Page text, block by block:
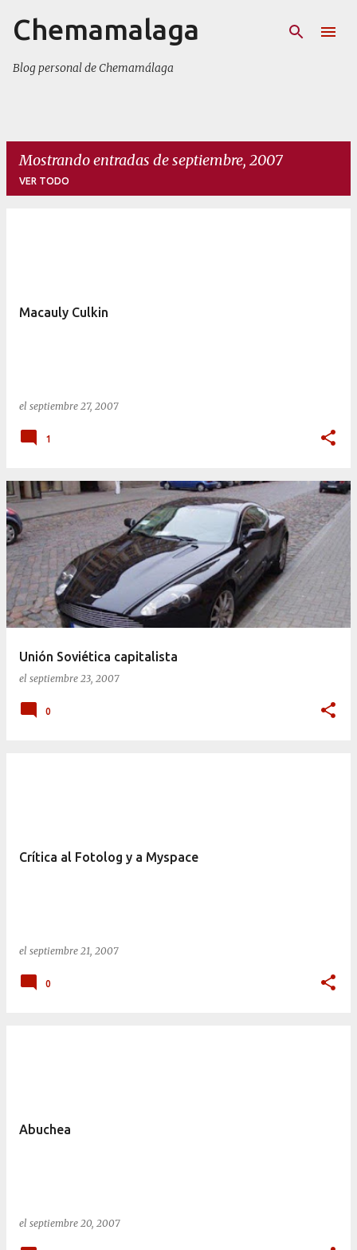
Ir al contenido principal
Chemamalaga
Blog personal de Chemamálaga
Mostrando entradas de septiembre, 2007
VER TODO
Macauly Culkin
el septiembre 27, 2007
1
Unión Soviética capitalista
el septiembre 23, 2007
0
Crítica al Fotolog y a Myspace
el septiembre 21, 2007
0
Abuchea
el septiembre 20, 2007